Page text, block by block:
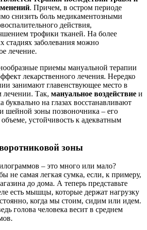
. Причем, в остром периоде
снизить боль медикаментозными
действия,
трофики тканей. На более
стадиях заболевания можно
лечение.
приемы мануальной терапии
лекарственного лечения. Нередко
занимают главенствующее место в
Так, мануальное воздействие и
буквально на глазах восстанавливают
шейной зоны позвоночника – его
устойчивость к адекватным
зоны
– это много или мало?
не самая легкая сумка, если, к примеру,
до дома. А теперь представьте
есть мышцы, которые держат нагрузку
когда мы стоим, сидим или идем.
голова человека весит в среднем